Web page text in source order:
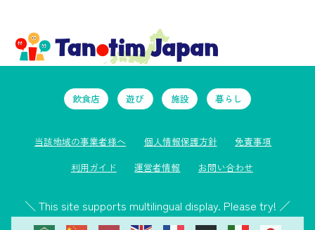
飲食店 遊び 施設 暮らし
当該地域の事業者様へ 個人情報保護方針
免責事項
利用ガイド
運営者情報 お問い合わせ
＼ This site supports multilingual display. Please try! ／